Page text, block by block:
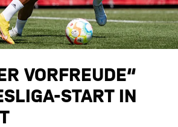
VORFREUDE“
START IN